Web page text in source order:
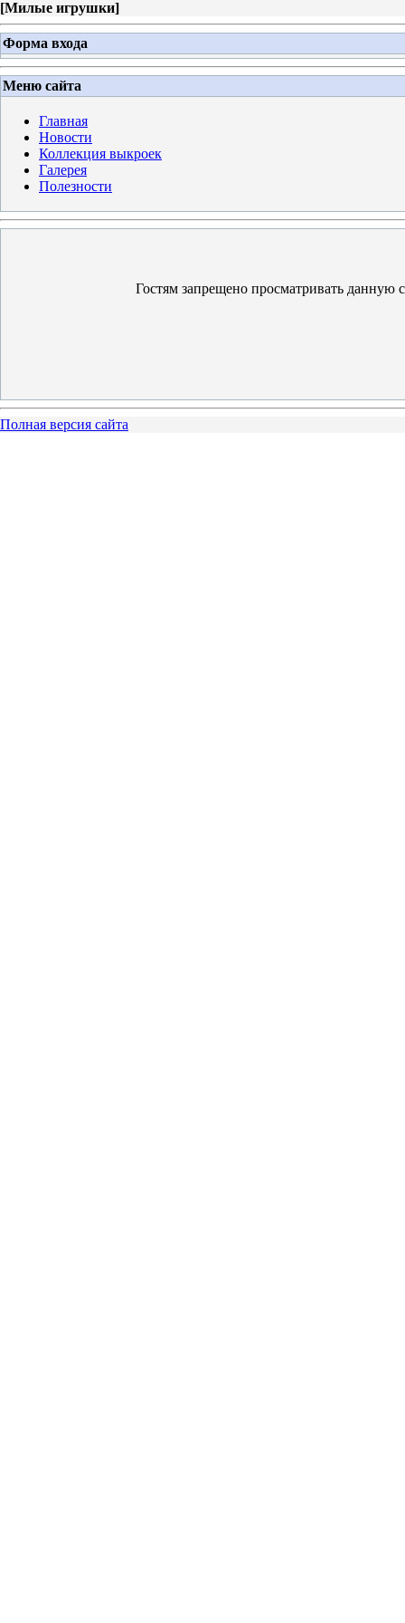
[Милые игрушки]
Форма входа
Меню сайта
Главная
Новости
Коллекция выкроек
Галерея
Полезности
Гостям запрещено просматривать данную
Полная версия сайта